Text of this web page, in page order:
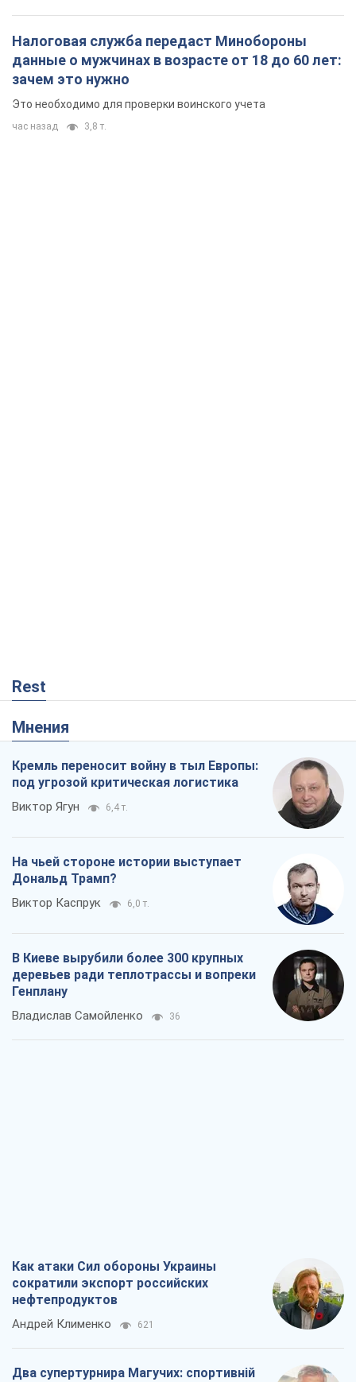
Налоговая служба передаст Минобороны
данные о мужчинах в возрасте от 18 до 60 лет:
зачем это нужно
Это необходимо для проверки воинского учета
час назад 3,8 т.
Rest
Мнения
Кремль переносит войну в тыл Европы:
под угрозой критическая логистика
Виктор Ягун 6,4 т.
На чьей стороне истории выступает
Дональд Трамп?
Виктор Каспрук 6,0 т.
В Киеве вырубили более 300 крупных
деревьев ради теплотрассы и вопреки
Генплану
Владислав Самойленко 36
Как атаки Сил обороны Украины
сократили экспорт российских
нефтепродуктов
Андрей Клименко 621
Два супертурнира Магучих: спортивній